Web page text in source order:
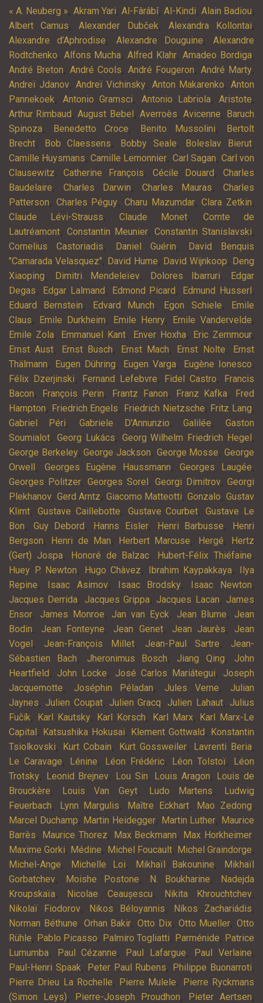
« A. Neuberg », Akram Yari, Al-Fârâbî, Al-Kindi, Alain Badiou,
Albert Camus,Alexander Dubček, Alexandra Kollontai,
Alexandre d’Aphrodise, Alexandre Douguine, Alexandre
Rodtchenko, Alfons Mucha,Alfred Klahr,Amadeo Bordiga,
André Breton, André Cools, André Fougeron, André Marty,
Andreï Jdanov, Andreï Vichinsky, Anton Makarenko, Anton
Pannekoek,Antonio Gramsci, Antonio Labriola,Aristote,
Arthur Rimbaud,August Bebel, Averroès, Avicenne, Baruch
Spinoza, Benedetto Croce, Benito Mussolini, Bertolt
Brecht, Bob Claessens, Bobby Seale, Boleslav Bierut,
Camille Huysmans,Camille Lemonnier, Carl Sagan, Carl von
Clausewitz,Catherine François,Cécile Douard,Charles
Baudelaire, Charles Darwin, Charles Mauras, Charles
Patterson, Charles Péguy,Charu Mazumdar,Clara Zetkin,
Claude Lévi-Strauss,Claude Monet,Comte de
Lautréamont, Constantin Meunier,Constantin Stanislavski,
Cornelius Castoriadis, Daniel Guérin, David Benquis
"Camarada Velasquez", David Hume, David Wijnkoop, Deng
Xiaoping, Dimitri Mendeleïev, Dolores Ibarruri, Edgar
Degas, Edgar Lalmand, Edmond Picard, Edmund Husserl,
Eduard Bernstein, Edvard Munch, Egon Schiele, Emile
Claus, Emile Durkheim, Emile Henry, Emile Vandervelde,
Emile Zola, Emmanuel Kant, Enver Hoxha, Eric Zemmour,
Ernst Aust, Ernst Busch, Ernst Mach, Ernst Nolte, Ernst
Thälmann, Eugen Dühring, Eugen Varga, Eugène Ionesco,
Félix Dzerjinski, Fernand Lefebvre, Fidel Castro, Francis
Bacon, François Perin, Frantz Fanon, Franz Kafka, Fred
Hampton, Friedrich Engels, Friedrich Nietzsche, Fritz Lang,
Gabriel Péri,Gabriele D'Annunzio,Galilée,Gaston
Soumialot, Georg Lukács, Georg Wilhelm Friedrich Hegel,
George Berkeley,George Jackson, George Mosse,George
Orwell, Georges Eugène Haussmann,Georges Laugée,
Georges Politzer, Georges Sorel, Georgi Dimitrov, Georgi
Plekhanov,Gerd Arntz, Giacomo Matteotti, Gonzalo,Gustav
Klimt, Gustave Caillebotte, Gustave Courbet,Gustave Le
Bon, Guy Debord, Hanns Eisler, Henri Barbusse, Henri
Bergson, Henri de Man, Herbert Marcuse, Hergé, Hertz
(Gert) Jospa, Honoré de Balzac, Hubert-Félix Thiéfaine,
Huey P. Newton, Hugo Chàvez, Ibrahim Kaypakkaya, Ilya
Repine, Isaac Asimov, Isaac Brodsky, Isaac Newton,
Jacques Derrida, Jacques Grippa, Jacques Lacan, James
Ensor, James Monroe, Jan van Eyck, Jean Blume, Jean
Bodin, Jean Fonteyne, Jean Genet, Jean Jaurès, Jean
Vogel, Jean-François Millet, Jean-Paul Sartre, Jean-
Sébastien Bach, Jheronimus Bosch, Jiang Qing, John
Heartfield, John Locke, José Carlos Mariátegui, Joseph
Jacquemotte, Joséphin Péladan, Jules Verne, Julian
Jaynes, Julien Coupat, Julien Gracq, Julien Lahaut, Julius
Fučík, Karl Kautsky, Karl Korsch, Karl Marx, Karl Marx-Le
Capital, Katsushika Hokusai, Klement Gottwald, Konstantin
Tsiolkovski, Kurt Cobain, Kurt Gossweiler, Lavrenti Beria,
Le Caravage, Lénine, Léon Frédéric, Léon Tolstoï, Léon
Trotsky, Leonid Brejnev, Lou Sin, Louis Aragon, Louis de
Brouckère, Louis Van Geyt, Ludo Martens, Ludwig
Feuerbach, Lynn Margulis, Maître Eckhart, Mao Zedong,
Marcel Duchamp, Martin Heidegger, Martin Luther, Maurice
Barrès, Maurice Thorez, Max Beckmann, Max Horkheimer,
Maxime Gorki, Médine, Michel Foucault, Michel Graindorge,
Michel-Ange, Michelle Loi, Mikhaïl Bakounine, Mikhaïl
Gorbatchev, Moishe Postone, N. Boukharine, Nadejda
Kroupskaïa, Nicolae Ceaușescu, Nikita Khrouchtchev,
Nikolaï Fiodorov, Nikos Béloyannis, Níkos Zachariádis,
Norman Béthune, Orhan Bakir, Otto Dix, Otto Mueller, Otto
Rühle, Pablo Picasso, Palmiro Togliatti, Parménide, Patrice
Lumumba, Paul Cézanne, Paul Lafargue, Paul Verlaine,
Paul-Henri Spaak, Peter Paul Rubens, Philippe Buonarroti,
Pierre Drieu La Rochelle, Pierre Mulele, Pierre Ryckmans
(Simon Leys), Pierre-Joseph Proudhon, Pieter Aertsen,